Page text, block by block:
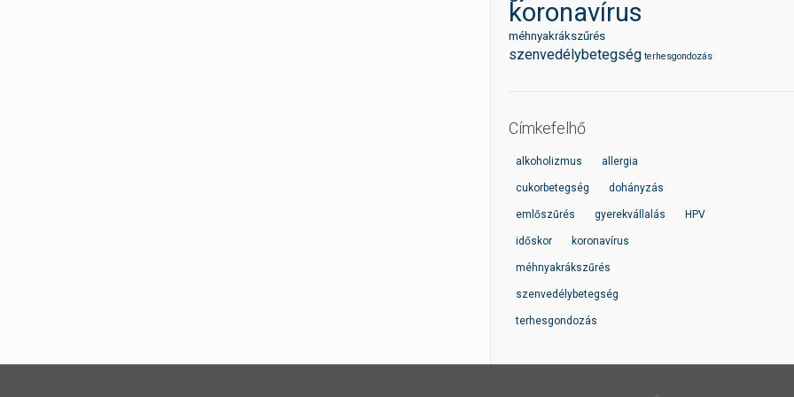
koronavírus
méhnyakrákszűrés
szenvedélybetegség terhesgondozás
Címkefelhő
alkoholizmus allergia
cukorbetegség dohányzás
emlőszűrés gyerekvállalás HPV
időskor koronavírus
méhnyakrákszűrés
szenvedélybetegség
terhesgondozás